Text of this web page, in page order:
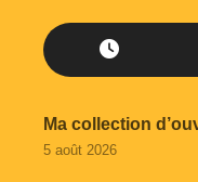
Ma collection
5 août 2026